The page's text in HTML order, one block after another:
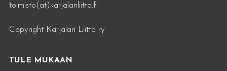
toimisto(at)karjalanliitto.fi
Copyright Karjalan Liitto ry
TULE MUKAAN